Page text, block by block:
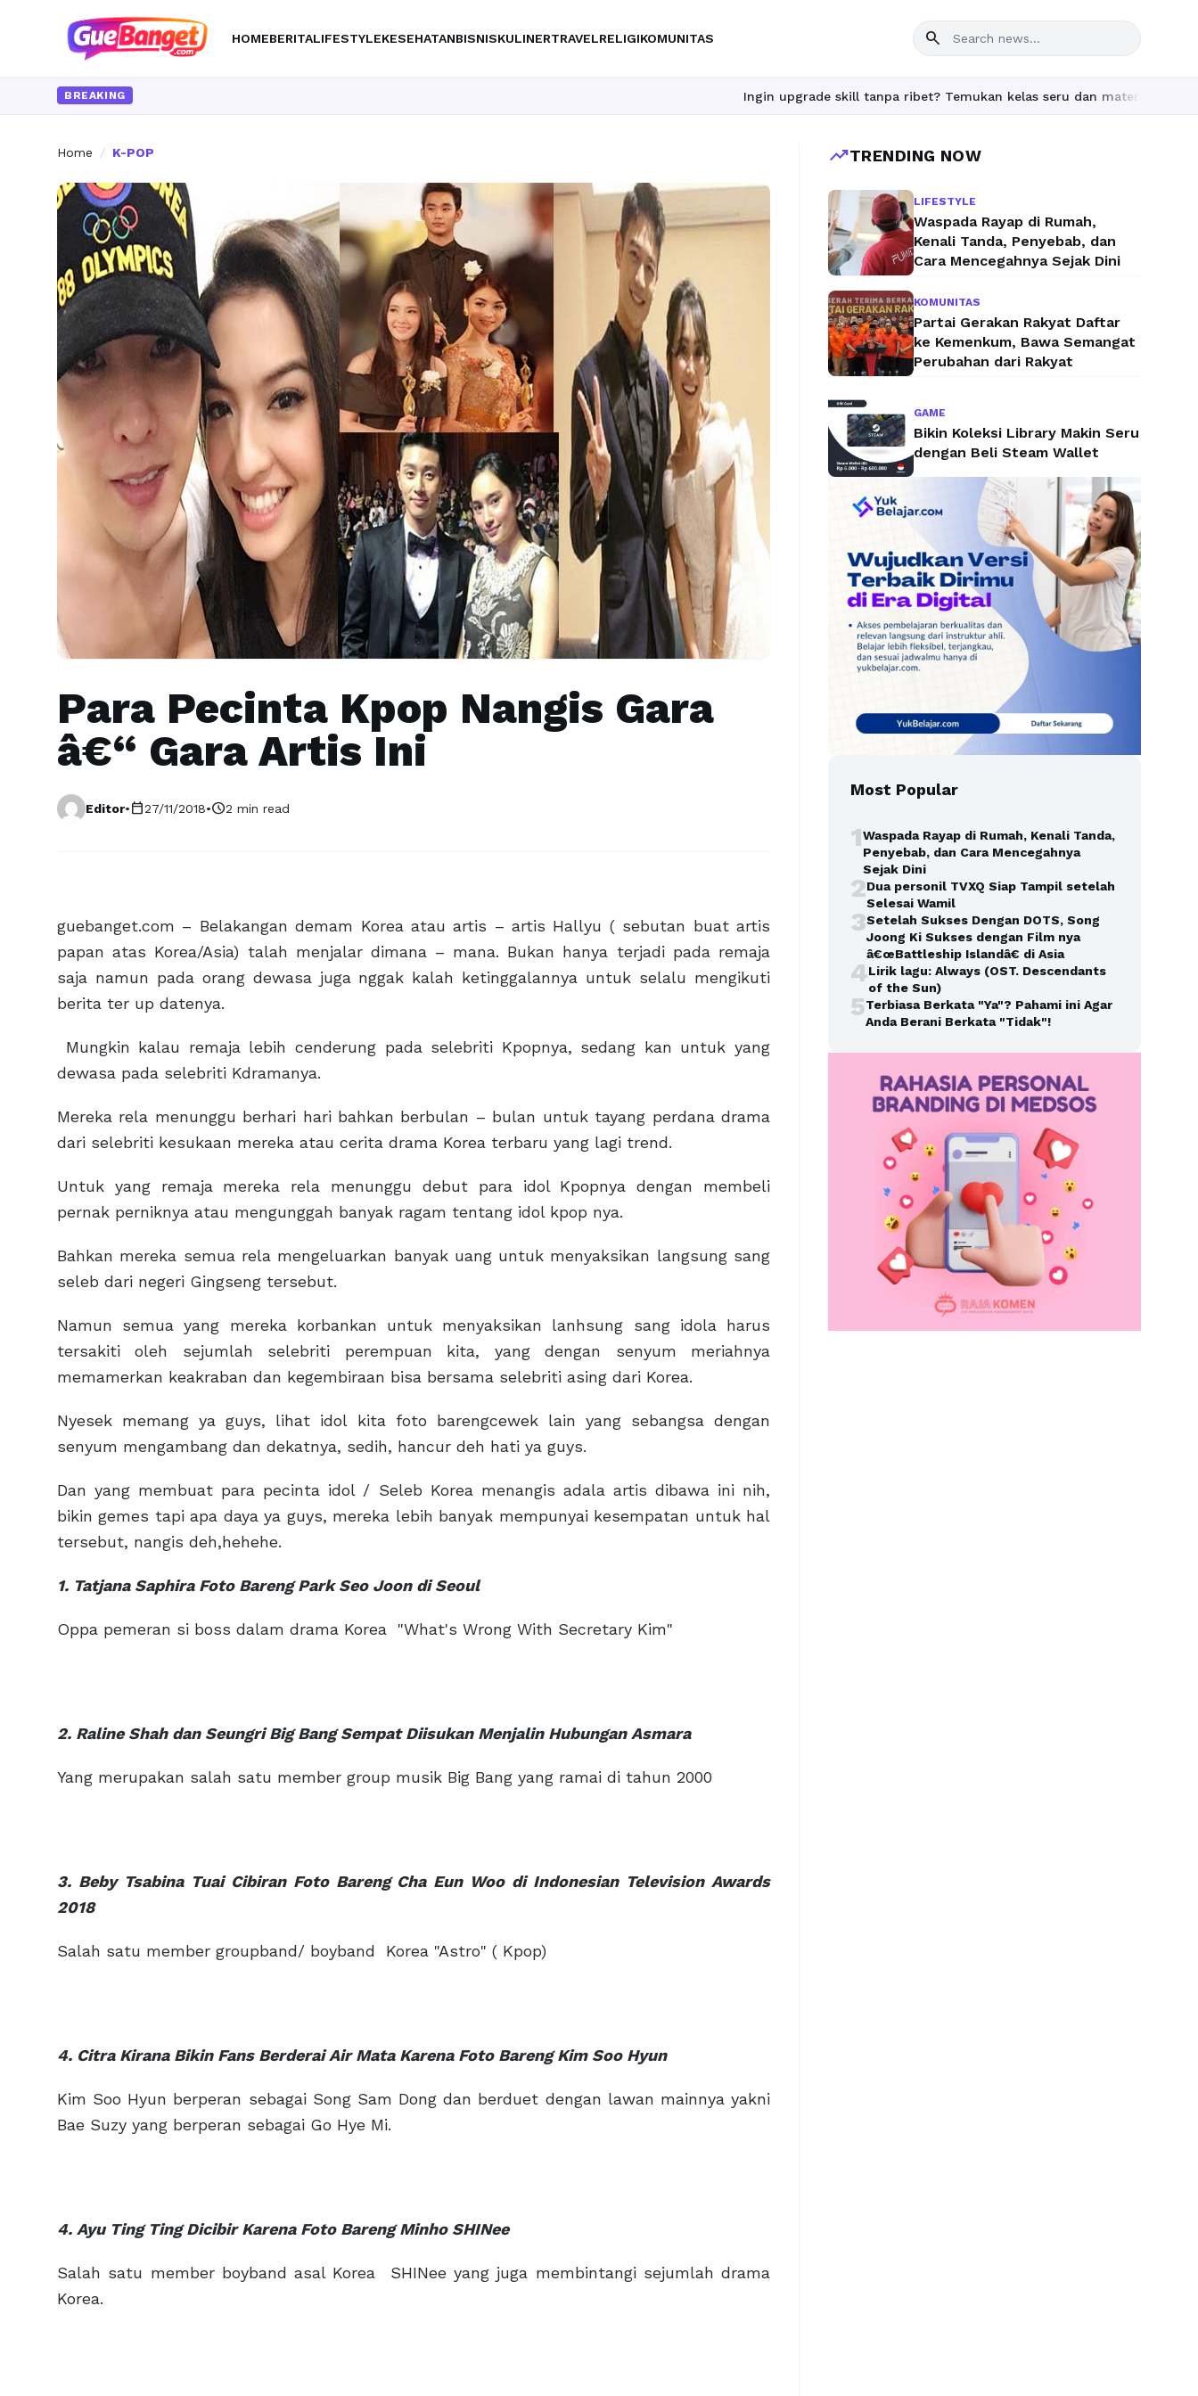
HOMEBERITALIFESTYLEKESEHATANBISNISKULINERTRAVELRELIGIKOMUNITAS search
BREAKING Ingin upgrade skill tanpa ribet? Temukan kelas seru dan materi lengkap hanya di
Home / K-POP
Para Pecinta Kpop Nangis Gara
â€“ Gara Artis Ini
Editor•calendar_today27/11/2018•schedule2 min read
guebanget.com – Belakangan demam Korea atau artis – artis Hallyu ( sebutan buat artis
papan atas Korea/Asia) talah menjalar dimana – mana. Bukan hanya terjadi pada remaja
saja namun pada orang dewasa juga nggak kalah ketinggalannya untuk selalu mengikuti
berita ter up datenya.
Mungkin kalau remaja lebih cenderung pada selebriti Kpopnya, sedang kan untuk yang
dewasa pada selebriti Kdramanya.
Mereka rela menunggu berhari hari bahkan berbulan – bulan untuk tayang perdana drama
dari selebriti kesukaan mereka atau cerita drama Korea terbaru yang lagi trend.
Untuk yang remaja mereka rela menunggu debut para idol Kpopnya dengan membeli
pernak perniknya atau mengunggah banyak ragam tentang idol kpop nya.
Bahkan mereka semua rela mengeluarkan banyak uang untuk menyaksikan langsung sang
seleb dari negeri Gingseng tersebut.
Namun semua yang mereka korbankan untuk menyaksikan lanhsung sang idola harus
tersakiti oleh sejumlah selebriti perempuan kita, yang dengan senyum meriahnya
memamerkan keakraban dan kegembiraan bisa bersama selebriti asing dari Korea.
Nyesek memang ya guys, lihat idol kita foto barengcewek lain yang sebangsa dengan
senyum mengambang dan dekatnya, sedih, hancur deh hati ya guys.
Dan yang membuat para pecinta idol / Seleb Korea menangis adala artis dibawa ini nih,
bikin gemes tapi apa daya ya guys, mereka lebih banyak mempunyai kesempatan untuk hal
tersebut, nangis deh,hehehe.
1. Tatjana Saphira Foto Bareng Park Seo Joon di Seoul
Oppa pemeran si boss dalam drama Korea "What's Wrong With Secretary Kim"
2. Raline Shah dan Seungri Big Bang Sempat Diisukan Menjalin Hubungan Asmara
Yang merupakan salah satu member group musik Big Bang yang ramai di tahun 2000
3. Beby Tsabina Tuai Cibiran Foto Bareng Cha Eun Woo di Indonesian Television Awards
2018
Salah satu member groupband/ boyband Korea "Astro" ( Kpop)
4. Citra Kirana Bikin Fans Berderai Air Mata Karena Foto Bareng Kim Soo Hyun
Kim Soo Hyun berperan sebagai Song Sam Dong dan berduet dengan lawan mainnya yakni
Bae Suzy yang berperan sebagai Go Hye Mi.
4. Ayu Ting Ting Dicibir Karena Foto Bareng Minho SHINee
Salah satu member boyband asal Korea SHINee yang juga membintangi sejumlah drama
Korea.
trending_upTRENDING NOW
LIFESTYLE
Waspada Rayap di Rumah,
Kenali Tanda, Penyebab, dan
Cara Mencegahnya Sejak Dini
KOMUNITAS
Partai Gerakan Rakyat Daftar
ke Kemenkum, Bawa Semangat
Perubahan dari Rakyat
GAME
Bikin Koleksi Library Makin Seru
dengan Beli Steam Wallet
Most Popular
1Waspada Rayap di Rumah, Kenali Tanda,
Penyebab, dan Cara Mencegahnya
Sejak Dini
2Dua personil TVXQ Siap Tampil setelah
Selesai Wamil
3Setelah Sukses Dengan DOTS, Song
Joong Ki Sukses dengan Film nya
â€œBattleship Islandâ€ di Asia
4Lirik lagu: Always (OST. Descendants
of the Sun)
5Terbiasa Berkata "Ya"? Pahami ini Agar
Anda Berani Berkata "Tidak"!